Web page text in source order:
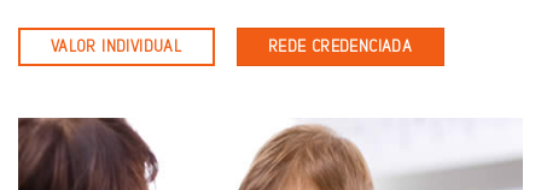
VALOR INDIVIDUAL REDE CREDENCIADA